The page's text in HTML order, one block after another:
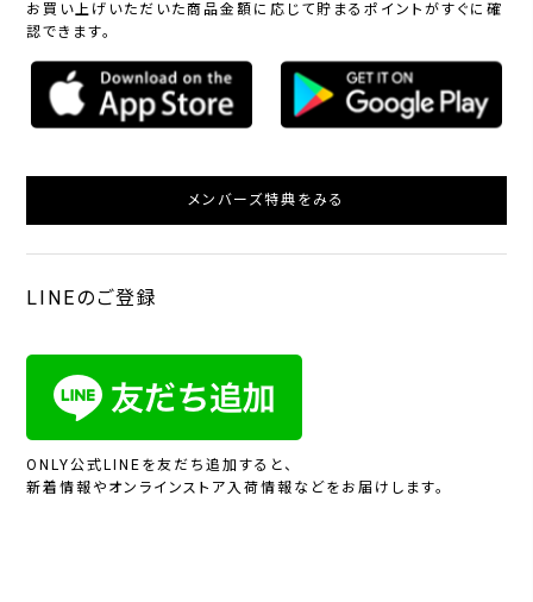
お買い上げいただいた商品金額に応じて貯まるポイントがすぐに確
認できます。
メンバーズ特典をみる
LINEのご登録
ONLY公式LINEを友だち追加すると、
新着情報やオンラインストア入荷情報などをお届けします。